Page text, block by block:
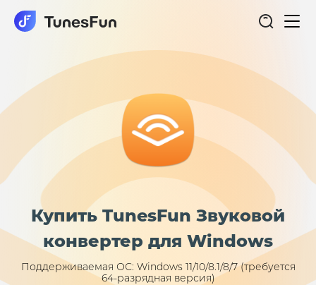
Купить TunesFun Звуковой
конвертер для Windows
Поддерживаемая ОС: Windows 11/10/8.1/8/7 (требуется
64-разрядная версия)